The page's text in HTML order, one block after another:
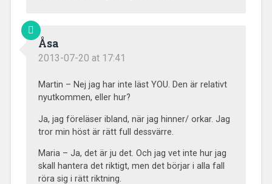
Åsa
2013-07-20 at 17:41
Martin – Nej jag har inte läst YOU. Den är relativt
nyutkommen, eller hur?
Ja, jag föreläser ibland, när jag hinner/ orkar. Jag
tror min höst är rätt full dessvärre.
Maria – Ja, det är ju det. Och jag vet inte hur jag
skall hantera det riktigt, men det börjar i alla fall
röra sig i rätt riktning.